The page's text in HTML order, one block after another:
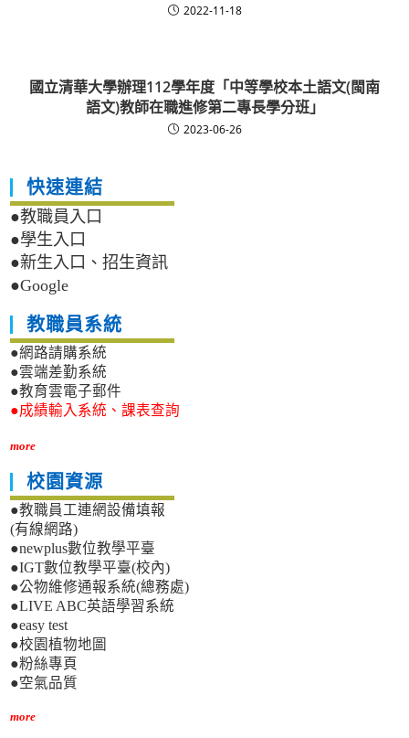
2022-11-18
國立清華大學辦理112學年度「中等學校本土語文(閩南
語文)教師在職進修第二專長學分班」
2023-06-26
快速連結
●教職員入口
●學生入口
●新生入口、招生資訊
●Google
教職員系統
●網路請購系統
●雲端差勤系統
●教育雲電子郵件
●成績輸入系統、課表查詢
more
校園資源
●教職員工連網設備填報
(有線網路)
●newplus數位教學平臺
●IGT數位教學平臺(校內)
●公物維修通報系統(總務處)
●LIVE ABC英語學習系統
●easy test
●校園植物地圖
●粉絲專頁
●空氣品質
more